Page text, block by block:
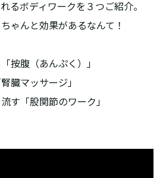
るボディワークを３つご紹介。
ゃんと効果があるなんて！
按腹（あんぷく）」
臓マッサージ」
す「股関節のワーク」